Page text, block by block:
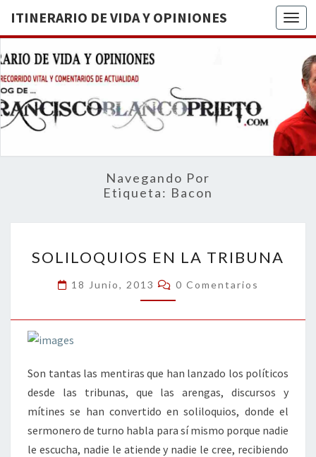
ITINERARIO DE VIDA Y OPINIONES
DE
BREVE
RECORRIDO
VITAL Y
ACTUALIDAD
Navegando Por
Etiqueta: Bacon
EN
LA
TRIBUNA
SOLILOQUIOS EN LA TRIBUNA
18 Junio, 2013 Comentarios
0 Comentarios
Son tantas las mentiras que han lanzado los políticos
desde las tribunas, que las arengas, discursos y
mítines se han convertido en soliloquios, donde el
sermonero de turno habla para sí mismo porque nadie
le escucha, nadie le atiende y nadie le cree, recibiendo